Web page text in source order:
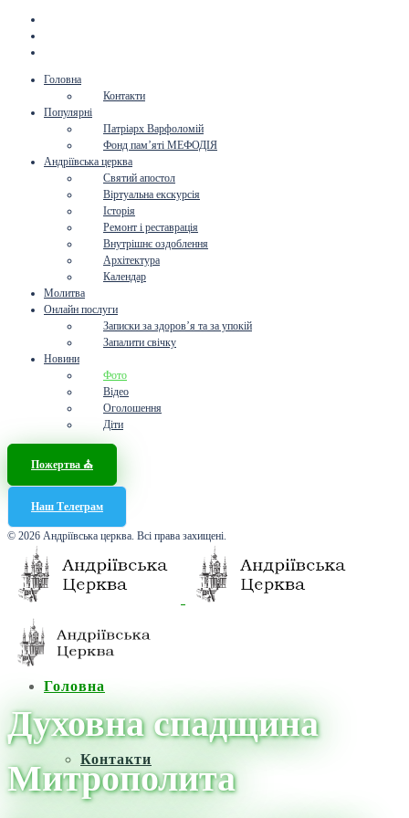
Головна
Контакти
Популярні
Патріарх Варфоломій
Фонд пам’яті МЕФОДІЯ
Андріївська церква
Святий апостол
Віртуальна екскурсія
Історія
Ремонт і реставрація
Внутрішнє оздоблення
Архітектура
Календар
Молитва
Онлайн послуги
Записки за здоров’я та за упокій
Запалити свічку
Новини
Фото
Відео
Оголошення
Діти
Пожертва ⛪️
Наш Телеграм
© 2026 Андріївська церква. Всі права захищені.
Головна
Контакти
Духовна спадщина
Митрополита